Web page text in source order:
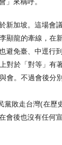
」來稱呼。
加坡。這場會
龍的牽線，
免臺、中逕行
於「對等」
。不過會後
敗走台灣(在
後也沒有任何宣